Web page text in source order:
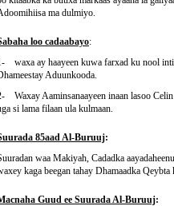
ma dulmiyo.
loo cadaabayo:
waxa ay haayeen kuwa farxad ku nool
Aduunkooda.
Waxay Aaminsanaayeen inaan lasoo
si lama filaan ula kulmaan.
85aad Al-Buruuj:
waa Makiyah, Cadadka
kaga beegan tahay Dhamaadka Qeybta
Guud ee Suurada Al-Buruuj: